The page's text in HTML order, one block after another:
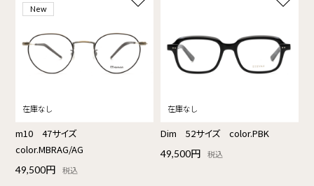
New
m10 47サイズ
color.MBRAG/AG
49,500円 税込
Dim 52サイズ color.PBK
49,500円 税込